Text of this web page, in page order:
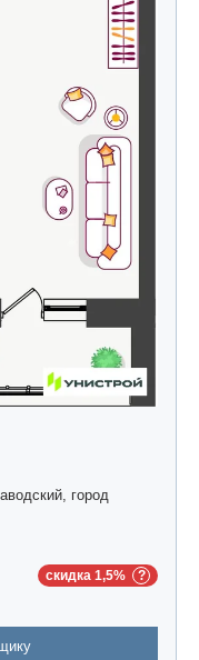
город
скидка 1,5%